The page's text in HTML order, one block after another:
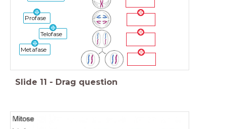
Profase
Metafase
Telofase
Slide 11 - Drag question